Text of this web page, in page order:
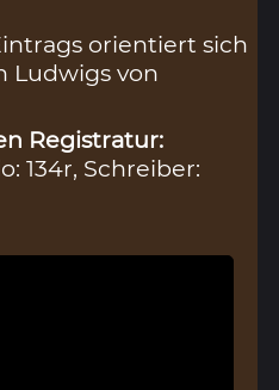
orientiert sich
Ludwigs von
Registratur:
134r, Schreiber: